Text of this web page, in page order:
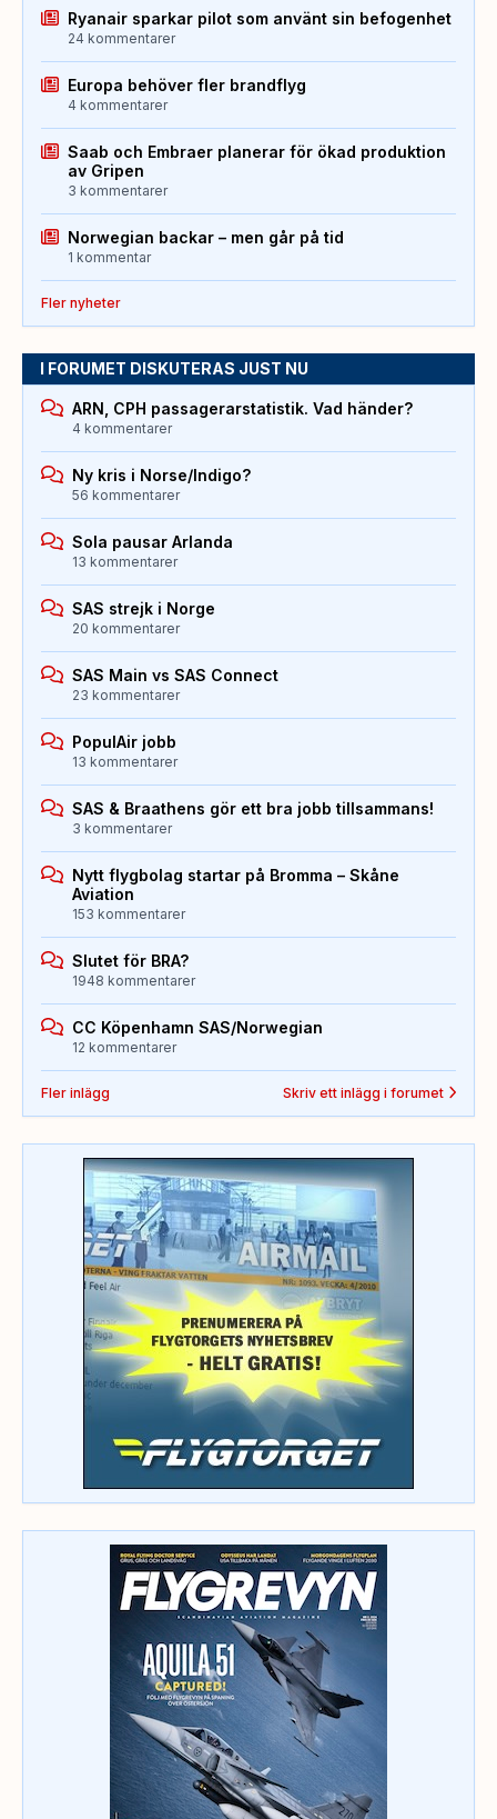
Ryanair sparkar pilot som använt sin befogenhet
24 kommentarer
Europa behöver fler brandflyg
4 kommentarer
Saab och Embraer planerar för ökad produktion
av Gripen
3 kommentarer
Norwegian backar – men går på tid
1 kommentar
Fler nyheter
I FORUMET DISKUTERAS JUST NU
ARN, CPH passagerarstatistik. Vad händer?
4 kommentarer
Ny kris i Norse/Indigo?
56 kommentarer
Sola pausar Arlanda
13 kommentarer
SAS strejk i Norge
20 kommentarer
SAS Main vs SAS Connect
23 kommentarer
PopulAir jobb
13 kommentarer
SAS & Braathens gör ett bra jobb tillsammans!
3 kommentarer
Nytt flygbolag startar på Bromma – Skåne
Aviation
153 kommentarer
Slutet för BRA?
1948 kommentarer
CC Köpenhamn SAS/Norwegian
12 kommentarer
Fler inlägg Skriv ett inlägg i forumet